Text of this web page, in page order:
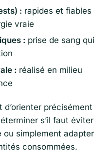
: rapides et fiables
vraie
: prise de sang qui
: réalisé en milieu
précisément
s’il faut éviter
ou simplement adapter
consommées.